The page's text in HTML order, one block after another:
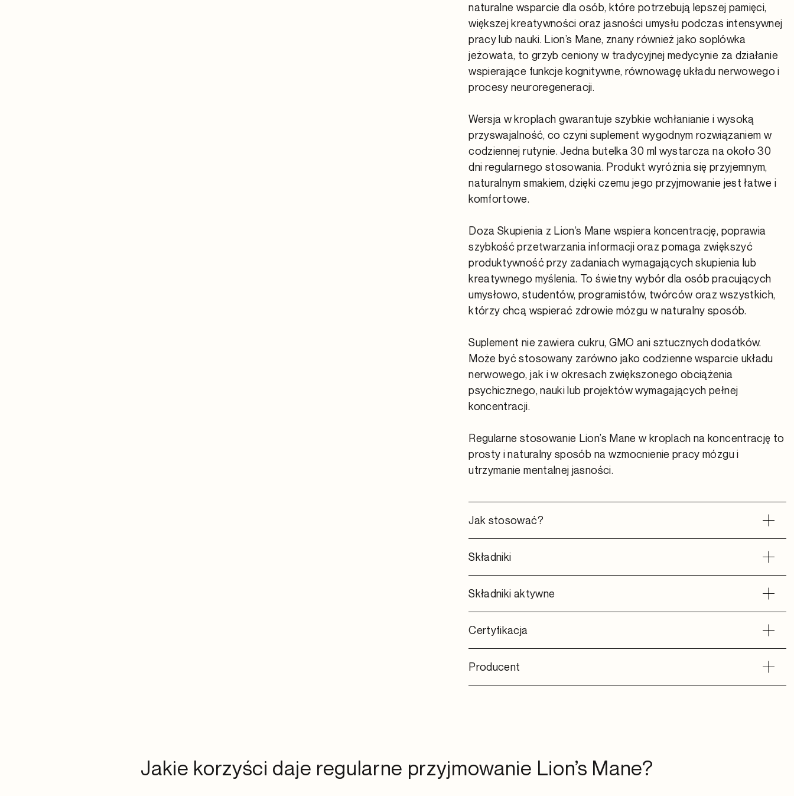
naturalne wsparcie dla osób, które potrzebują lepszej pamięci,
większej kreatywności oraz jasności umysłu podczas intensywnej
pracy lub nauki. Lion’s Mane, znany również jako soplówka
jeżowata, to grzyb ceniony w tradycyjnej medycynie za działanie
wspierające funkcje kognitywne, równowagę układu nerwowego i
procesy neuroregeneracji.
Wersja w kroplach gwarantuje szybkie wchłanianie i wysoką
przyswajalność, co czyni suplement wygodnym rozwiązaniem w
codziennej rutynie. Jedna butelka 30 ml wystarcza na około 30
dni regularnego stosowania. Produkt wyróżnia się przyjemnym,
naturalnym smakiem, dzięki czemu jego przyjmowanie jest łatwe i
komfortowe.
Doza Skupienia z Lion’s Mane wspiera koncentrację, poprawia
szybkość przetwarzania informacji oraz pomaga zwiększyć
produktywność przy zadaniach wymagających skupienia lub
kreatywnego myślenia. To świetny wybór dla osób pracujących
umysłowo, studentów, programistów, twórców oraz wszystkich,
którzy chcą wspierać zdrowie mózgu w naturalny sposób.
Suplement nie zawiera cukru, GMO ani sztucznych dodatków.
Może być stosowany zarówno jako codzienne wsparcie układu
nerwowego, jak i w okresach zwiększonego obciążenia
psychicznego, nauki lub projektów wymagających pełnej
koncentracji.
Regularne stosowanie Lion’s Mane w kroplach na koncentrację to
prosty i naturalny sposób na wzmocnienie pracy mózgu i
utrzymanie mentalnej jasności.
Jak stosować?
Składniki
Składniki aktywne
Certyfikacja
Producent
Jakie korzyści daje regularne przyjmowanie Lion’s Mane?